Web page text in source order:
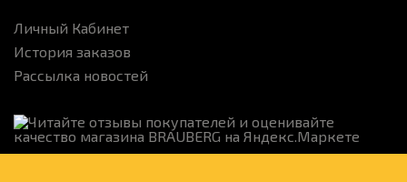
Личный Кабинет
История заказов
Рассылка новостей